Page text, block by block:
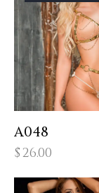
A048
$26.00